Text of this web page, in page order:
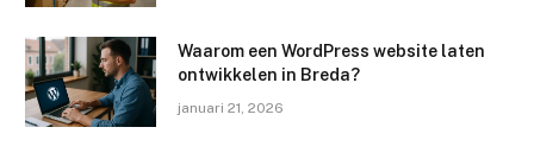
Waarom een WordPress website laten
ontwikkelen in Breda?
januari 21, 2026